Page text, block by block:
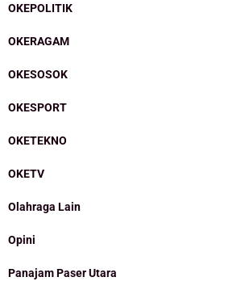
OKEPOLITIK
OKERAGAM
OKESOSOK
OKESPORT
OKETEKNO
OKETV
Olahraga Lain
Opini
Panajam Paser Utara